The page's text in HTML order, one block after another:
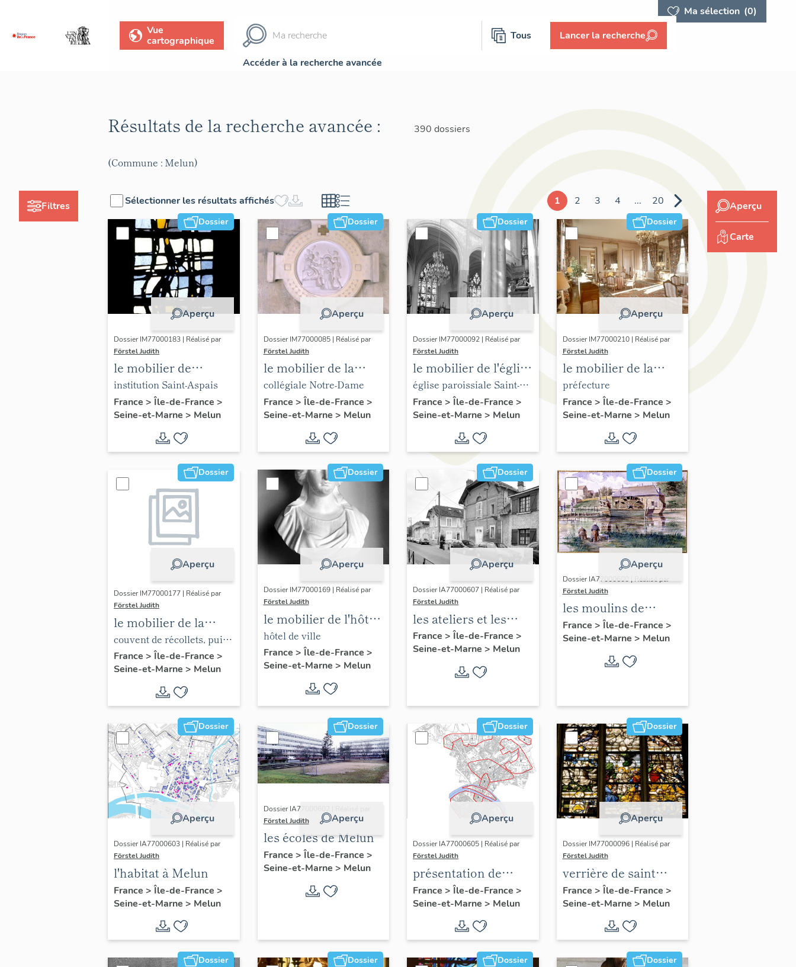
Ma sélection (0)
Vue
cartographique
Tous Lancer la recherche
Accéder à la recherche avancée
Filtres
Résultats de la recherche avancée : 390 dossiers
(Commune : Melun)
Sélectionner les résultats affichés 1 2 3 4 ... 20
Dossier
Aperçu
Dossier IM77000183 | Réalisé par
Förstel Judith
le mobilier de
l'Institution Saint-
Aspais
institution Saint-Aspais
France > Île-de-France >
Seine-et-Marne > Melun
Dossier
Aperçu
Dossier IM77000085 | Réalisé par
Förstel Judith
le mobilier de la
collégiale Notre-
Dame
collégiale Notre-Dame
France > Île-de-France >
Seine-et-Marne > Melun
Dossier
Aperçu
Dossier IM77000092 | Réalisé par
Förstel Judith
le mobilier de l'église
Saint-Aspais
église paroissiale Saint-
Aspais
France > Île-de-France >
Seine-et-Marne > Melun
Dossier
Aperçu
Dossier IM77000210 | Réalisé par
Förstel Judith
le mobilier de la
préfecture de Seine-
et-Marne
préfecture
France > Île-de-France >
Seine-et-Marne > Melun
Dossier
Aperçu
Dossier IM77000177 | Réalisé par
Förstel Judith
le mobilier de la
chapelle de l'hôpital
couvent de récollets, puis
hôpital
France > Île-de-France >
Seine-et-Marne > Melun
Dossier
Aperçu
Dossier IM77000169 | Réalisé par
Förstel Judith
le mobilier de l'hôtel
de ville
hôtel de ville
France > Île-de-France >
Seine-et-Marne > Melun
Dossier
Aperçu
Dossier IA77000607 | Réalisé par
Förstel Judith
les ateliers et les
usines de Melun
France > Île-de-France >
Seine-et-Marne > Melun
Dossier
Aperçu
Dossier IA77000600 | Réalisé par
Förstel Judith
les moulins de
Melun
France > Île-de-France >
Seine-et-Marne > Melun
Dossier
Aperçu
Dossier IA77000603 | Réalisé par
Förstel Judith
l'habitat à Melun
France > Île-de-France >
Seine-et-Marne > Melun
Dossier
Aperçu
Dossier IA77000602 | Réalisé par
Förstel Judith
les écoles de Melun
France > Île-de-France >
Seine-et-Marne > Melun
Dossier
Aperçu
Dossier IA77000605 | Réalisé par
Förstel Judith
présentation de
l'étude du
patrimoine de Melun
France > Île-de-France >
Seine-et-Marne > Melun
Dossier
Aperçu
Dossier IM77000096 | Réalisé par
Förstel Judith
verrière de saint
François
France > Île-de-France >
Seine-et-Marne > Melun
Dossier Dossier Dossier Dossier
Aperçu
Carte